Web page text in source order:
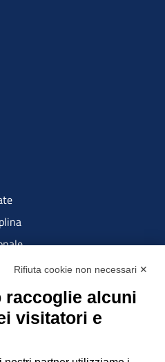
Rifiuta cookie non necessari ✕
raccoglie alcuni
visitatori e